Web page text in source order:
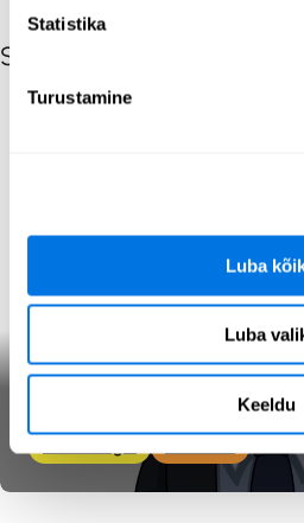
Statistika
Turustamine
Luba
Luba
Keeldu
Seotud postitused sisu